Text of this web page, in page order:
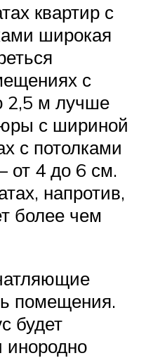
квартир с
широкая
с
2,5 м лучше
с шириной
с потолками
от 4 до 6 см.
напротив,
более чем
помещения.
будет
инородно